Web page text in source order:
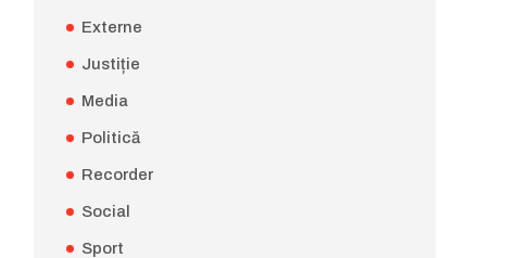
Externe
Justiție
Media
Politică
Recorder
Social
Sport